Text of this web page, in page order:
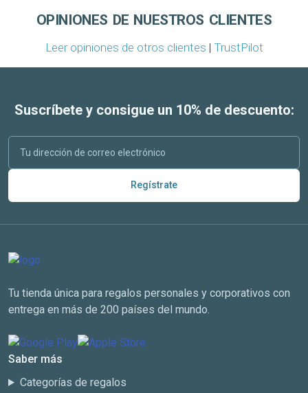
OPINIONES DE NUESTROS CLIENTES
Leer opiniones de otros clientes | TrustPilot
Suscríbete y consigue un 10% de descuento:
Regístrate
Tu tienda única para regalos personales y corporativos con
entrega en más de 200 países del mundo.
Saber más
Categorías de regalos